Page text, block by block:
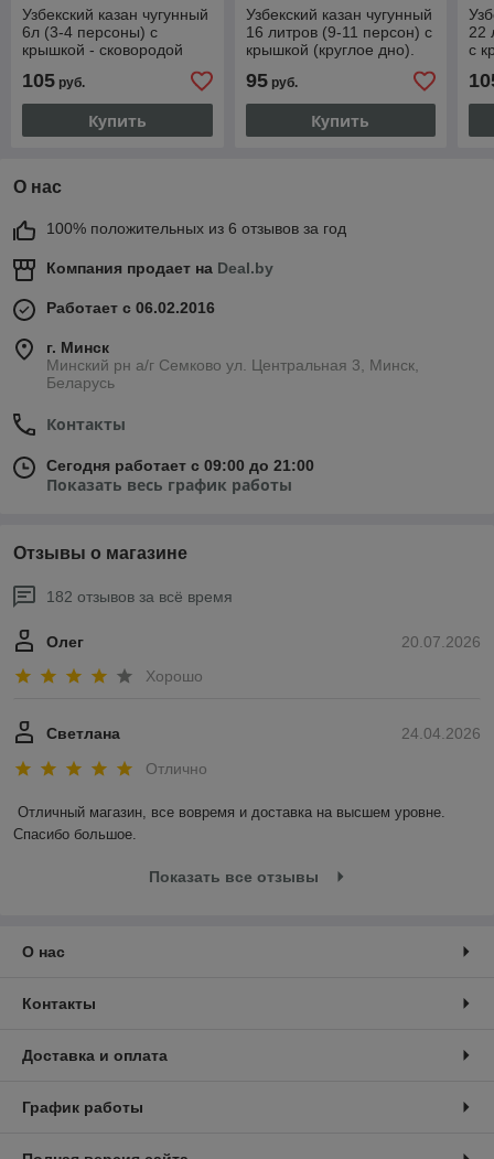
Узбекский казан чугунный
6л (3-4 персоны) с
крышкой - сковородой
105 руб.
Купить
Узбекский казан чугунный
16 литров (9-11 персон) с
крышкой (круглое дно).
95руб.
Купить
22
с
О нас
100% положительных из 6 отзывов за год
Компания продает на Deal.by
Работает с 06.02.2016
г. Минск
Минский рн а/г Семково ул. Центральная 3, Минск,
Беларусь
Контакты
Сегодня работает с 09:00 до 21:00
Показать весь график работы
Отзывы о магазине
182 отзывов за всё время
20.07.2026
Олег
Хорошо
24.04.2026
Светлана
Отлично
Отличный магазин, все вовремя и доставка на высшем уровне.
Спасибо большое.
Показать все отзывы
О нас
Контакты
Доставка и оплата
График работы